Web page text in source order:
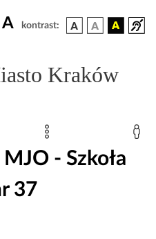
A kontrast:
Kraków
- Szkoła
37